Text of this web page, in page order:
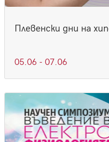
Плевенски дни на
05.06 - 07.06